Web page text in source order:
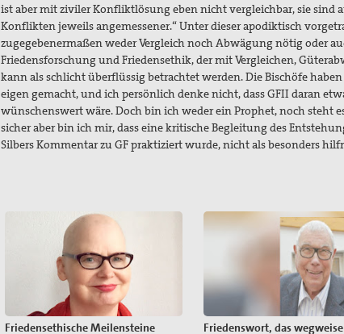
ist aber mit ziviler Konfliktlösung eben nicht vergleichbar, sie sind
Konflikten jeweils angemessener.“ Unter dieser apodiktisch
zugegebenermaßen weder Vergleich noch Abwägung nötig oder
Friedensforschung und Friedensethik, der mit Vergleichen,
kann als schlicht überflüssig betrachtet werden. Die Bischöfe
eigen gemacht, und ich persönlich denke nicht, dass GFII daran
wünschenswert wäre. Doch bin ich weder ein Prophet, noch steht
sicher aber bin ich mir, dass eine kritische Begleitung des
Silbers Kommentar zu GF praktiziert wurde, nicht als besonders
Friedensethische Meilensteine Friedenswort, das